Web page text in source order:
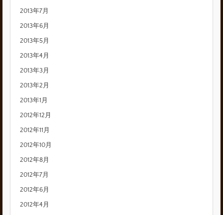
2013年7月
2013年6月
2013年5月
2013年4月
2013年3月
2013年2月
2013年1月
2012年12月
2012年11月
2012年10月
2012年8月
2012年7月
2012年6月
2012年4月